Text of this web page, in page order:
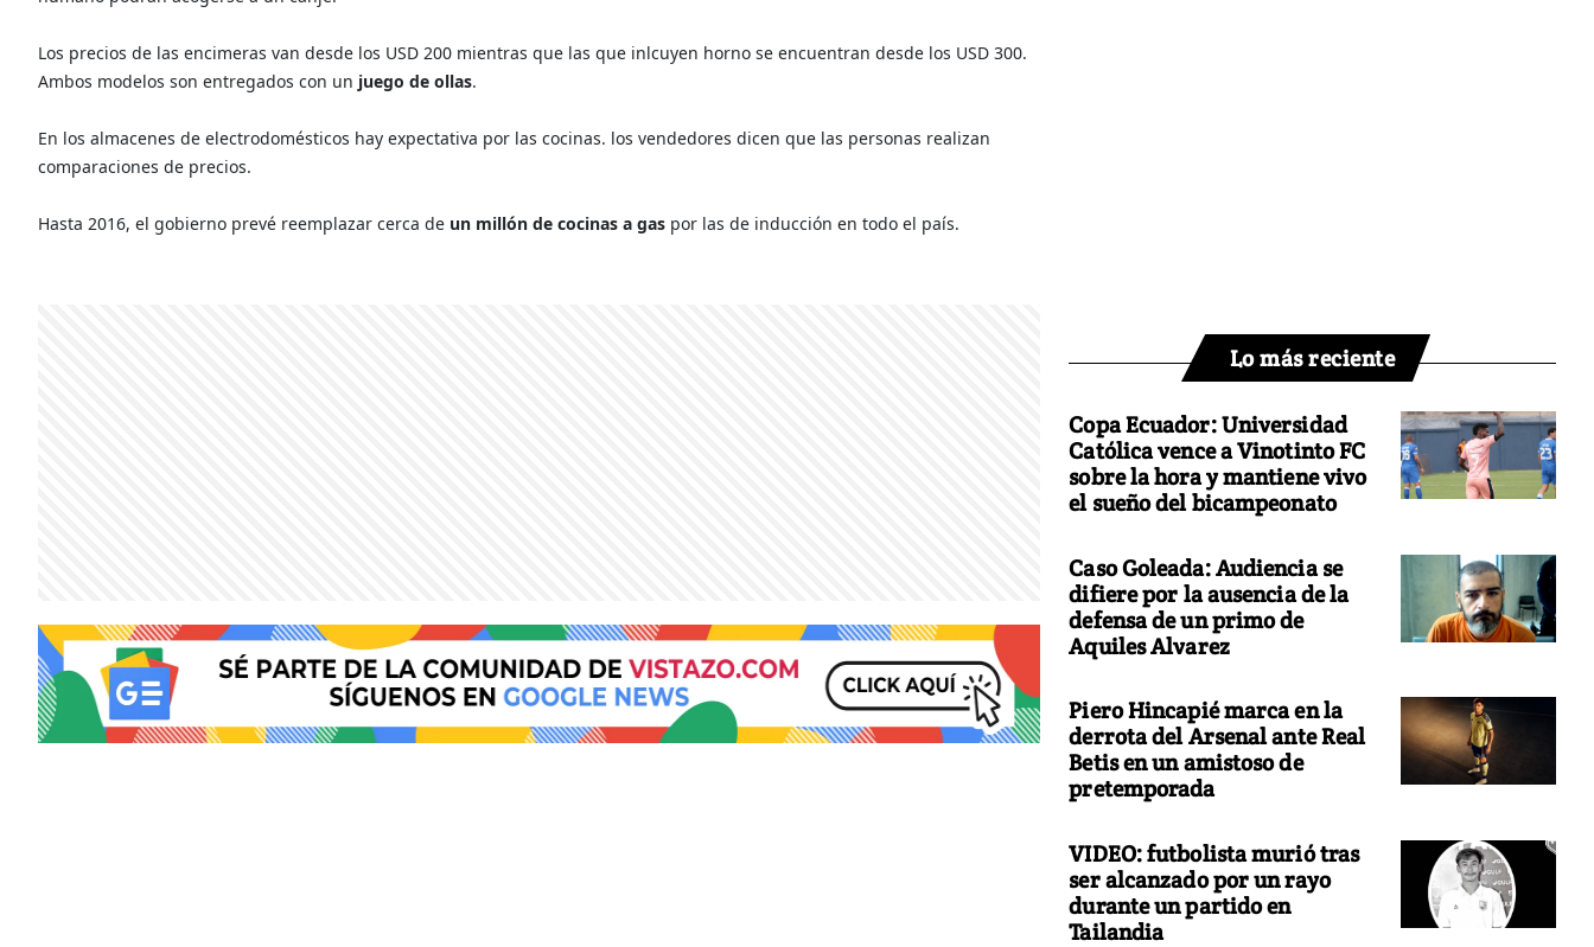
Los precios de las encimeras van desde los USD 200 mientras que las que inlcuyen horno se encuentran desde los USD 300.
Ambos modelos son entregados con un juego de ollas.
En los almacenes de electrodomésticos hay expectativa por las cocinas. los vendedores dicen que las personas realizan
comparaciones de precios.
Hasta 2016, el gobierno prevé reemplazar cerca de un millón de cocinas a gas por las de inducción en todo el país.
Lo más reciente
Copa Ecuador: Universidad
Católica vence a Vinotinto FC
sobre la hora y mantiene vivo
el sueño del bicampeonato
Caso Goleada: Audiencia se
difiere por la ausencia de la
defensa de un primo de
Aquiles Alvarez
Piero Hincapié marca en la
derrota del Arsenal ante Real
Betis en un amistoso de
pretemporada
VIDEO: futbolista murió tras
ser alcanzado por un rayo
durante un partido en
Tailandia